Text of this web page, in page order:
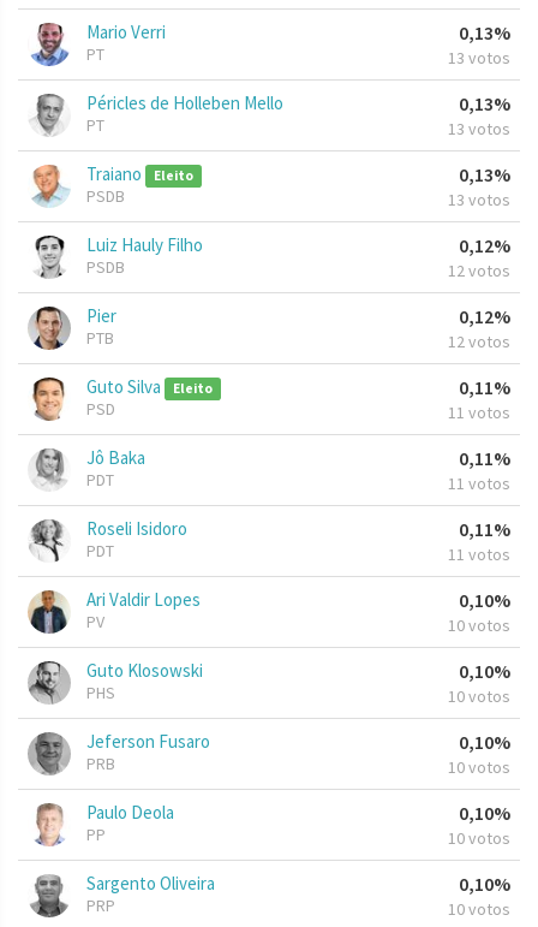
Mario Verri
PT
0,13%
13 votos
Péricles de Holleben Mello
PT
0,13%
13 votos
Traiano Eleito
PSDB
0,13%
13 votos
Luiz Hauly Filho
PSDB
0,12%
12 votos
Pier
PTB
0,12%
12 votos
Guto Silva Eleito
PSD
0,11%
11 votos
Jô Baka
PDT
0,11%
11 votos
Roseli Isidoro
PDT
0,11%
11 votos
Ari Valdir Lopes
PV
0,10%
10 votos
Guto Klosowski
PHS
0,10%
10 votos
Jeferson Fusaro
PRB
0,10%
10 votos
Paulo Deola
PP
0,10%
10 votos
Sargento Oliveira
PRP
0,10%
10 votos